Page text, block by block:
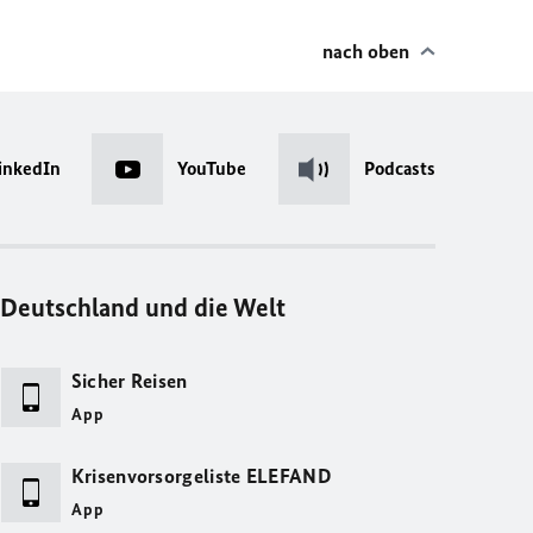
nach oben
YouTube Podcasts
Deutschland und die Welt
Sicher Reisen
App
Krisenvorsorgeliste ELEFAND
App